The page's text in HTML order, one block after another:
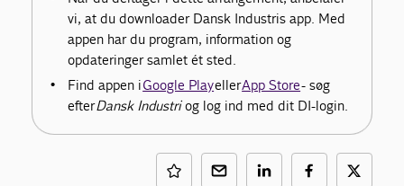
vi, at du downloader Dansk Industris app. Med
appen har du program, information og
opdateringer samlet ét sted.
Find appen iGoogle PlayellerApp Store- søg
efterDansk Industriog log ind med dit DI-login.